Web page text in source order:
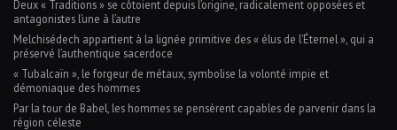
Deux « Traditions » se côtoient depuis l’origine, radicalement opposées et
antagonistes l’une à l’autre
Melchisédech appartient à la lignée primitive des « élus de l’Éternel », qui a
préservé l’authentique sacerdoce
« Tubalcaïn », le forgeur de métaux, symbolise la volonté impie et
démoniaque des hommes
Par la tour de Babel, les hommes se pensèrent capables de parvenir dans la
région céleste